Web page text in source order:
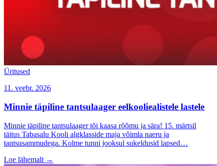
Üritused
11. veebr. 2026
Minnie täpiline tantsulaager eelkooliealistele lastele
Minnie täpiline tantsulaager tõi kaasa rõõmu ja sära! 15. märtsil
täitus Tabasalu Kooli algklasside maja võimla naeru ja
tantsusammudega. Kolme tunni jooksul sukeldusid lapsed…
Loe lähemalt →